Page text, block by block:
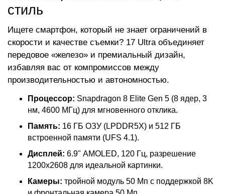
стиль
Ищете смартфон, который не знает ограничений в
скорости и качестве съемки? 17 Ultra объединяет
передовое «железо» и премиальный дизайн,
избавляя вас от компромиссов между
производительностью и автономностью.
Процессор: Snapdragon 8 Elite Gen 5 (8 ядер, 3
нм, 4600 МГц) для мгновенного отклика.
Память: 16 ГБ ОЗУ (LPDDR5X) и 512 ГБ
встроенной памяти (UFS 4.1).
Дисплей: 6.9" AMOLED, 120 Гц, разрешение
1200x2608 для идеальной картинки.
Камеры: тройной модуль 50 Мп с поддержкой 8K